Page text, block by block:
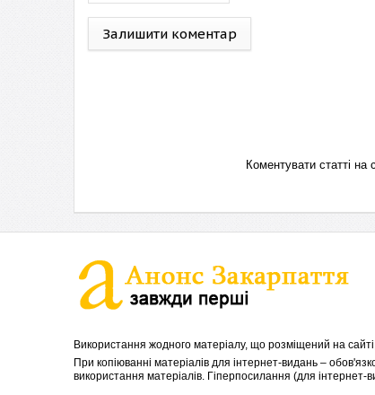
Залишити коментар
Коментувати статті
Використання жодного матеріалу, що розміщений на
При копіюванні матеріалів для інтернет-видань –
використання матеріалів. Гіперпосилання (для